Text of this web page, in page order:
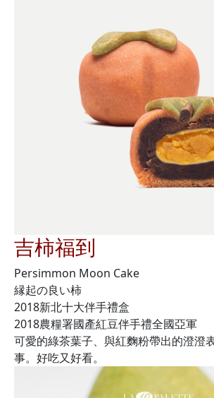
吉柿福到
Persimmon Moon Cake
縁起の良い柿
2018新北十大伴手禮盒
2018農糧署國產紅豆伴手禮全國亞軍
可愛的綠茶葉子、與紅麴粉帶出的澄澄
事。好吃又好看。